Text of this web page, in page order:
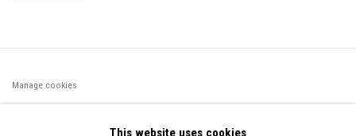
Manage cookies
This website uses cookies